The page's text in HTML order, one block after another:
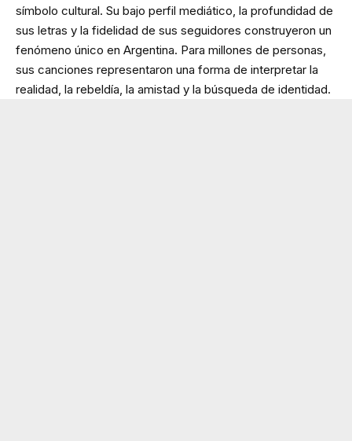
símbolo cultural. Su bajo perfil mediático, la profundidad de
sus letras y la fidelidad de sus seguidores construyeron un
fenómeno único en Argentina. Para millones de personas,
sus canciones representaron una forma de interpretar la
realidad, la rebeldía, la amistad y la búsqueda de identidad.